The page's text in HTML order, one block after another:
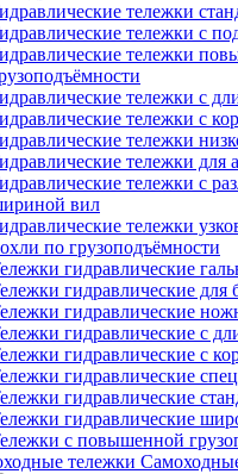
тележки
тележки с
тележки
тележки с
тележки с
тележки
тележки для
тележки с
вил
тележки
по грузоподъёмности
гидравлические
гидравлические для
гидравлические
гидравлические с
гидравлические с
гидравлические
гидравлические
гидравлические
с повышенной